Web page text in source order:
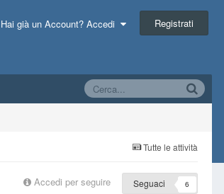
Hai già un Account? Accedi Registrati
Tutte le attività
Accedi per seguire Seguaci 6